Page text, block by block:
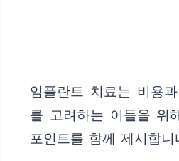
임플란트 치료는 비용
를 고려하는 이들을 위
포인트를 함께 제시합니